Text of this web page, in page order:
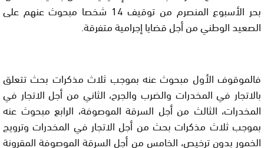
بحر الأسبوع المنصرم من توقيف 14 شخصا مبحوث عنهم على
الصعيد الوطني من أجل قضايا إجرامية متفرقة.
فالموقوف الأول مبحوث عنه بموجب ثلاث مذكرات بحث تتعلق
بالاتجار في المخدرات والضرب والجرح، الثاني من أجل الاتجار في
المخدرات، الثالث من أجل السرقة الموصوفة، الرابع مبحوث عنه
بموجب ثلاث مذكرات بحث من أجل الاتجار في المخدرات وترويج
الخمور بدون ترخيص، الخامس من أجل السرقة الموصوفة المقرونة